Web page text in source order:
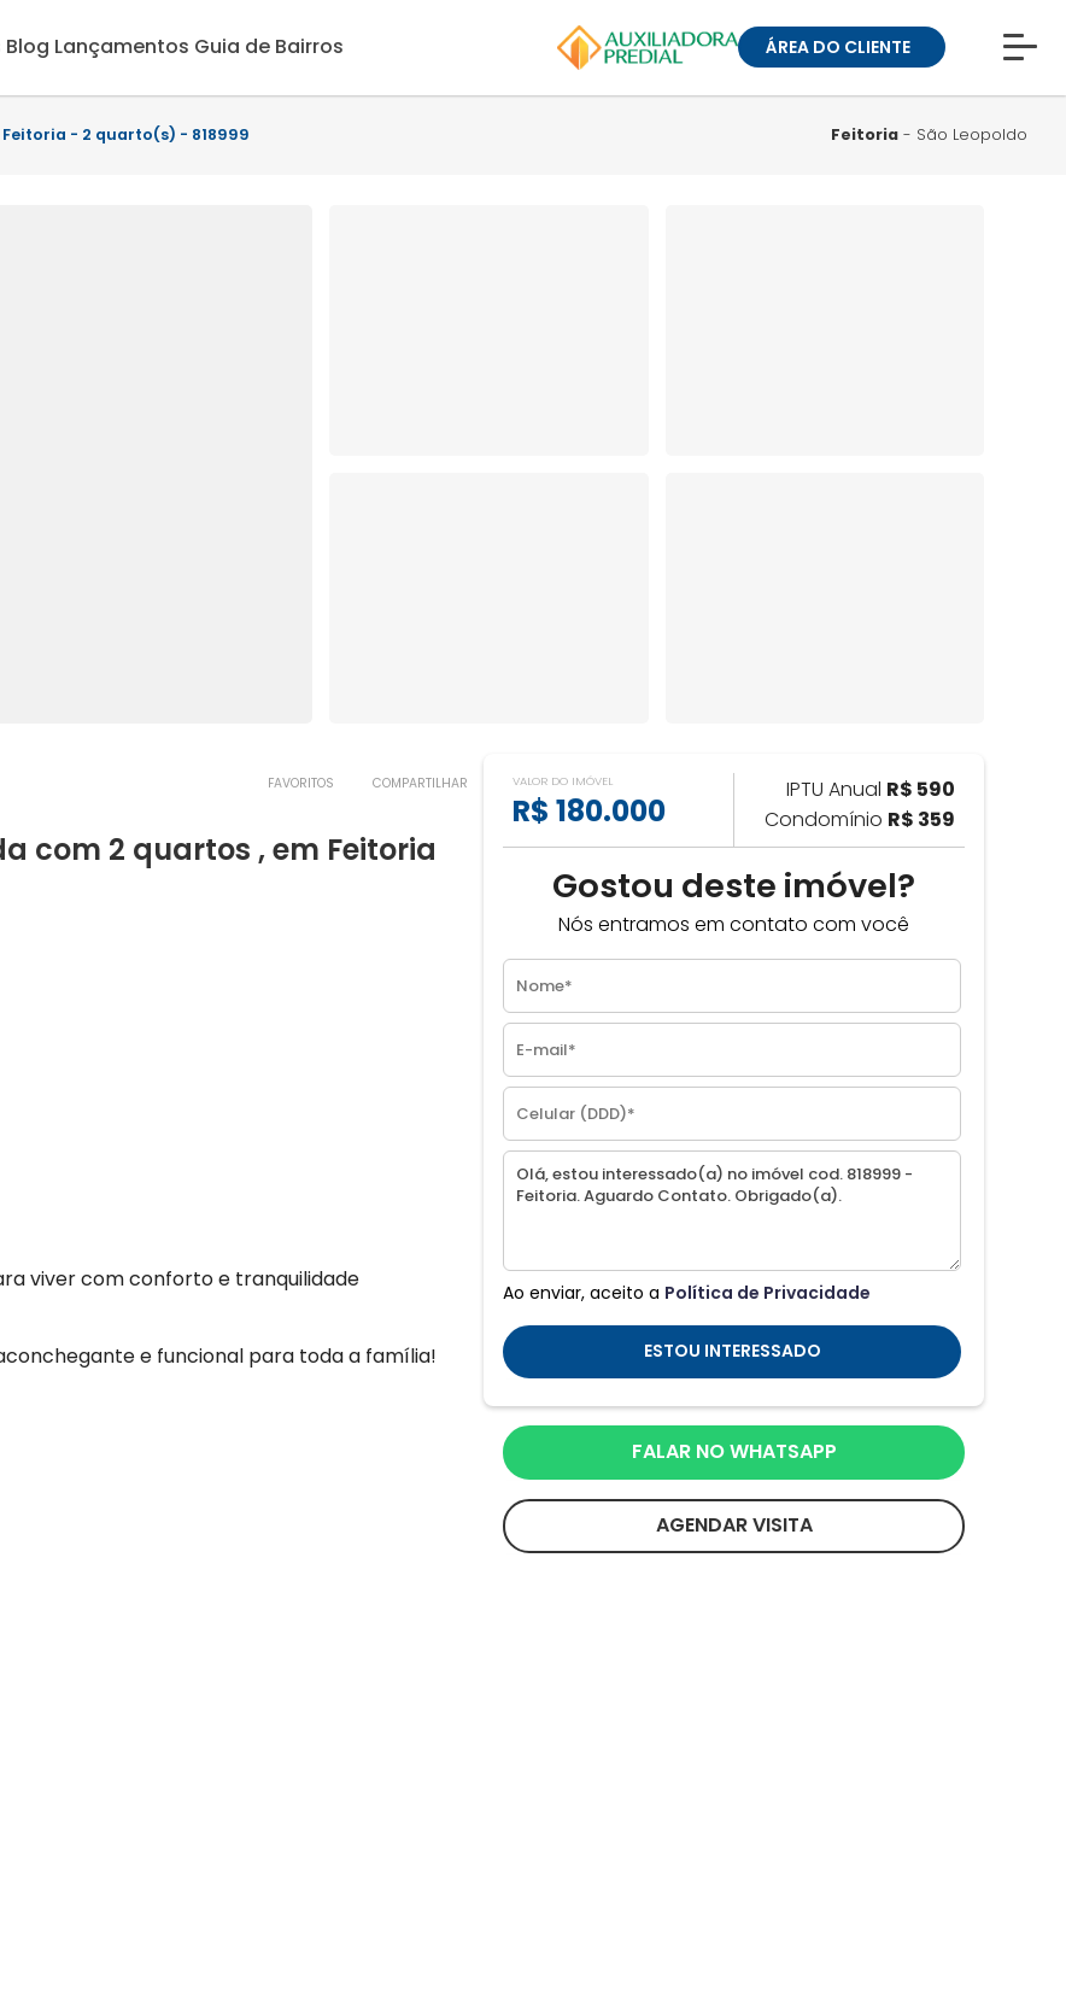
Blog Lançamentos Guia de Bairros ÁREA DO CLIENTE
CONHEÇA A MUCK
BLOG
TRABALHE CONOSCO
Feitoria - 2 quarto(s) - 818999 Feitoria - São Leopoldo
FAVORITOS COMPARTILHAR
com 2 quartos , em Feitoria
viver com conforto e tranquilidade
e funcional para toda a família!
VALOR DO IMÓVEL
R$ 180.000
IPTU Anual R$ 590
Condomínio R$ 359
Gostou deste imóvel?
Nós entramos em contato com você
Ao enviar, aceito a Política de Privacidade
ESTOU INTERESSADO
FALAR NO WHATSAPP
AGENDAR VISITA